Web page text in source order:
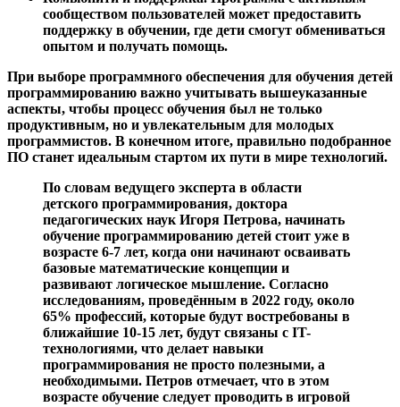
сообществом пользователей может предоставить
поддержку в обучении, где дети смогут обмениваться
опытом и получать помощь.
При выборе программного обеспечения для обучения детей
программированию важно учитывать вышеуказанные
аспекты, чтобы процесс обучения был не только
продуктивным, но и увлекательным для молодых
программистов. В конечном итоге, правильно подобранное
ПО станет идеальным стартом их пути в мире технологий.
По словам ведущего эксперта в области
детского программирования, доктора
педагогических наук Игоря Петрова, начинать
обучение программированию детей стоит уже в
возрасте 6-7 лет, когда они начинают осваивать
базовые математические концепции и
развивают логическое мышление. Согласно
исследованиям, проведённым в 2022 году, около
65% профессий, которые будут востребованы в
ближайшие 10-15 лет, будут связаны с IT-
технологиями, что делает навыки
программирования не просто полезными, а
необходимыми. Петров отмечает, что в этом
возрасте обучение следует проводить в игровой